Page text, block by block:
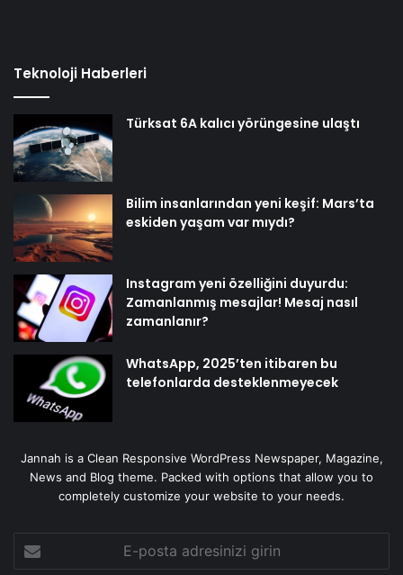
Teknoloji Haberleri
Türksat 6A kalıcı yörüngesine ulaştı
Bilim insanlarından yeni keşif: Mars’ta
eskiden yaşam var mıydı?
Instagram yeni özelliğini duyurdu:
Zamanlanmış mesajlar! Mesaj nasıl
zamanlanır?
WhatsApp, 2025’ten itibaren bu
telefonlarda desteklenmeyecek
Jannah is a Clean Responsive WordPress Newspaper, Magazine,
News and Blog theme. Packed with options that allow you to
completely customize your website to your needs.
posta